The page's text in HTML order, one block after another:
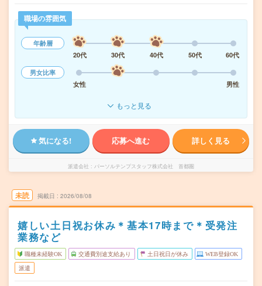
職場の雰囲気
年齢層
20代
30代 40代 50代
60代
男女比率
女性
男性
もっと見る
気になる! 応募へ進む 詳しく見る
派遣会社 パーソルテンプスタッフ株式会社 首都圏
未読 掲載日 2026/08/08
嬉しい土日祝お休み＊基本17時まで＊受発注
業務など
職種未経験OK 交通費別途支給あり 土日祝日が休み WEB登録OK
派遣